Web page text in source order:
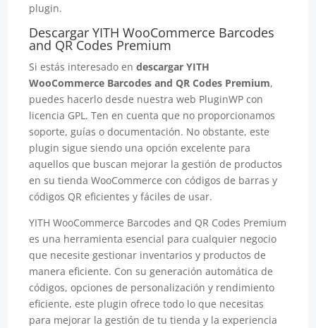
plugin.
Descargar YITH WooCommerce Barcodes
and QR Codes Premium
Si estás interesado endescargar YITH
WooCommerce Barcodes and QR Codes Premium,
puedes hacerlo desde nuestra web PluginWP con
licencia GPL. Ten en cuenta que no proporcionamos
soporte, guías o documentación. No obstante, este
plugin sigue siendo una opción excelente para
aquellos que buscan mejorar la gestión de productos
en su tienda WooCommerce con códigos de barras y
códigos QR eficientes y fáciles de usar.
YITH WooCommerce Barcodes and QR Codes Premium
es una herramienta esencial para cualquier negocio
que necesite gestionar inventarios y productos de
manera eficiente. Con su generación automática de
códigos, opciones de personalización y rendimiento
eficiente, este plugin ofrece todo lo que necesitas
para mejorar la gestión de tu tienda y la experiencia